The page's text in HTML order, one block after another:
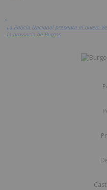
>
La Policía Nacional presenta el nuevo
la provincia de Burgos